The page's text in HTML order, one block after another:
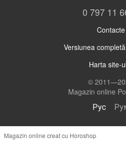
0 797 11
Contacte
Versiunea
Harta site-
©
Magazin online
Рус
Magazin online creat cu Horoshop